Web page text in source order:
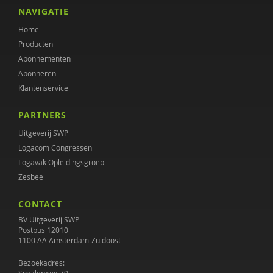
Hanna Harthoorn
Margreet ten Have
Sophie Hospers
Wilfred Janmaat
Jaap van der Kamp
Annette Korlaar
Jos Kuppens
Marierke Liem
Annemarie Luik
NAVIGATIE
Home
Producten
Abonnementen
Abonneren
Klantenservice
PARTNERS
Uitgeverij SWP
Logacom Congressen
Logavak Opleidingsgroep
Zesbee
CONTACT
BV Uitgeverij SWP
Postbus 12010
1100 AA Amsterdam-Zuidoost
Bezoekadres: